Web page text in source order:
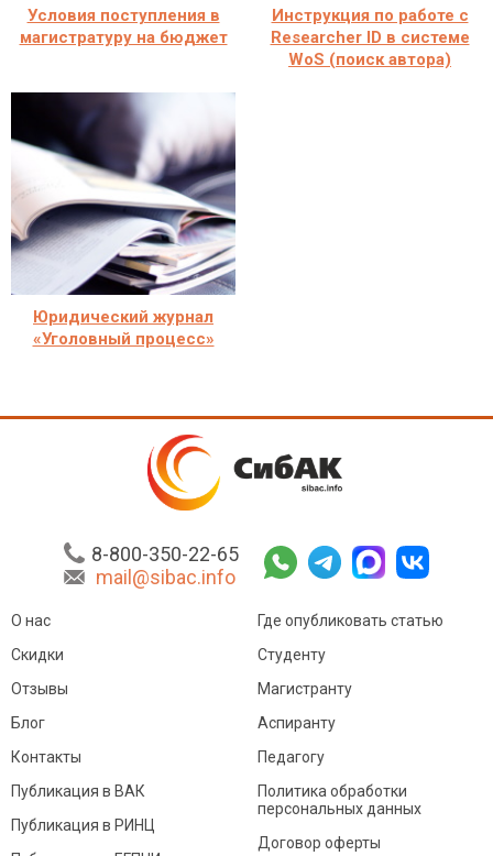
Условия поступления в
магистратуру на бюджет
Инструкция по работе с
Researcher ID в системе
WoS (поиск автора)
Юридический журнал
«Уголовный процесс»
8-800-350-22-65
mail@sibac.info
О нас
Скидки
Отзывы
Блог
Контакты
Где опубликовать статью
Студенту
Магистранту
Аспиранту
Педагогу
Публикация в ВАК
Публикация в РИНЦ
Политика обработки
персональных данных
Договор оферты